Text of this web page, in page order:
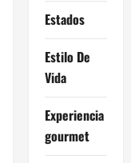
Estados
Estilo De
Vida
Experiencia
gourmet